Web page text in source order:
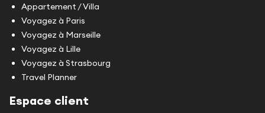
Appartement / Villa
Voyagez à Paris
Voyagez à Marseille
Voyagez à Lille
Voyagez à Strasbourg
Travel Planner
Espace client